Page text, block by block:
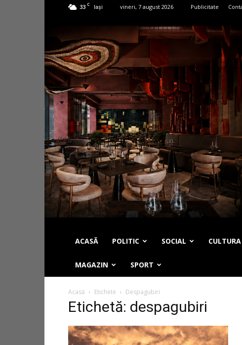
33 C Iași vineri, 7 august 2026 Publicitate
ACASĂ POLITIC SOCIAL
MAGAZIN SPORT
Acasă Etichete Despagubiri
Etichetă: despagubiri